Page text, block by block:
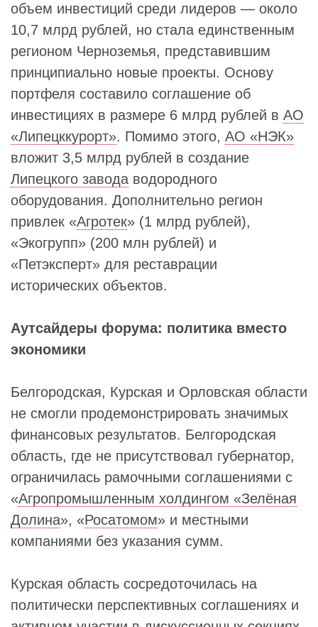
объем инвестиций среди лидеров — около
10,7 млрд рублей, но стала единственным
регионом Черноземья, представившим
принципиально новые проекты. Основу
портфеля составило соглашение об
инвестициях в размере 6 млрд рублей в АО
«Липецккурорт». Помимо этого, АО «НЭК»
вложит 3,5 млрд рублей в создание
Липецкого завода водородного
оборудования. Дополнительно регион
привлек «Агротек» (1 млрд рублей),
«Экогрупп» (200 млн рублей) и
«Петэксперт» для реставрации
исторических объектов.
Аутсайдеры форума: политика вместо
экономики
Белгородская, Курская и Орловская области
не смогли продемонстрировать значимых
финансовых результатов. Белгородская
область, где не присутствовал губернатор,
ограничилась рамочными соглашениями с
«Агропромышленным холдингом «Зелёная
Долина», «Росатомом» и местными
компаниями без указания сумм.
Курская область сосредоточилась на
политически перспективных соглашениях и